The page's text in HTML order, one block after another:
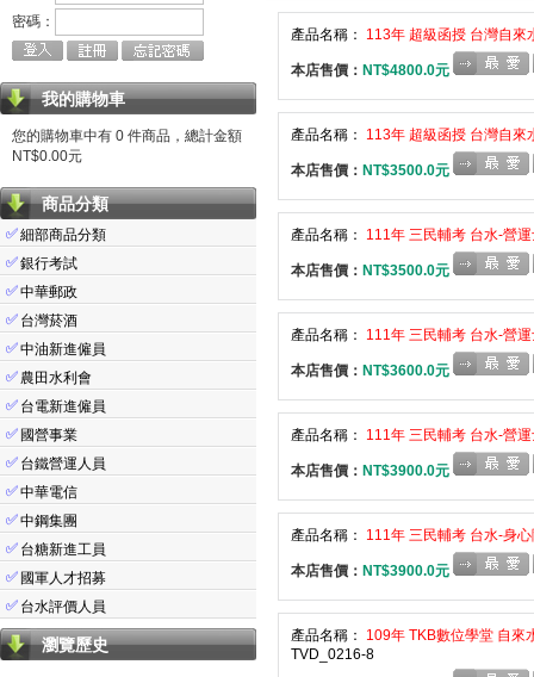
密碼：
我的購物車
您的購物車中有 0 件商品，總計金額
NT$0.00元
商品分類
✅細部商品分類
✅銀行考試
✅中華郵政
✅ 台灣菸酒
✅中油新進僱員
✅ 農田水利會
✅ 台電新進僱員
✅ 國營事業
✅ 台鐵營運人員
✅中華電信
✅中鋼集團
✅ 台糖新進工員
✅ 國軍人才招募
✅ 台水評價人員
瀏覽歷史
產品名稱： 113年 超級函授 台灣自
本店售價： NT$4800.0元
產品名稱： 113年 超級函授 台灣自
本店售價： NT$3500.0元
產品名稱： 111年 三民輔考 台水-營
本店售價： NT$3500.0元
產品名稱： 111年 三民輔考 台水-營
本店售價： NT$3600.0元
產品名稱： 111年 三民輔考 台水-營
本店售價： NT$3900.0元
產品名稱： 111年 三民輔考 台水-身
本店售價： NT$3900.0元
產品名稱：
109年 TKB數位學堂 自
TVD_0216-8